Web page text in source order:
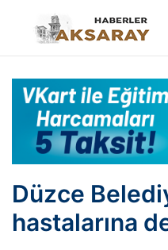
Düzce
hastalarına